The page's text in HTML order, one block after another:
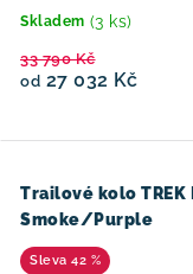
Skladem (3 ks)
od 27 032 Kč
33 790 Kč
Trailové kolo TREK
Smoke/Purple
42 %